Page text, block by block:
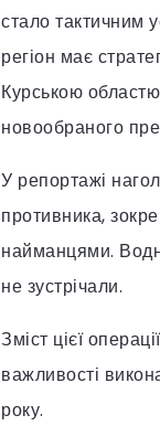
стало тактичним
регіон має
Курською
новообраного
У репортажі
противника,
найманцями.
не зустрічали.
Зміст цієї
важливості
року.